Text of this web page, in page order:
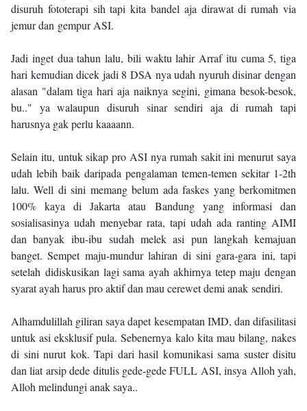
disuruh fototerapi sih tapi kita bandel aja dirawat di rumah via
jemur dan gempur ASI.
Jadi inget dua tahun lalu, bili waktu lahir Arraf itu cuma 5, tiga
hari kemudian dicek jadi 8 DSA nya udah nyuruh disinar dengan
alasan "dalam tiga hari aja naiknya segini, gimana besok-besok,
bu.." ya walaupun disuruh sinar sendiri aja di rumah tapi
harusnya gak perlu kaaaann.
Selain itu, untuk sikap pro ASI nya rumah sakit ini menurut saya
udah lebih baik daripada pengalaman temen-temen sekitar 1-2th
lalu. Well di sini memang belum ada faskes yang berkomitmen
100% kaya di Jakarta atau Bandung yang informasi dan
sosialisasinya udah menyebar rata, tapi udah ada ranting AIMI
dan banyak ibu-ibu sudah melek asi pun langkah kemajuan
banget. Sempet maju-mundur lahiran di sini gara-gara ini, tapi
setelah didiskusikan lagi sama ayah akhirnya tetep maju dengan
syarat ayah harus pro aktif dan mau cerewet demi anak sendiri.
Alhamdulillah giliran saya dapet kesempatan IMD, dan difasilitasi
untuk asi eksklusif pula. Sebenernya kalo kita mau bilang, nakes
di sini nurut kok. Tapi dari hasil komunikasi sama suster disitu
dan liat arsip dede ditulis gede-gede FULL ASI, insya Alloh yah,
Alloh melindungi anak saya..